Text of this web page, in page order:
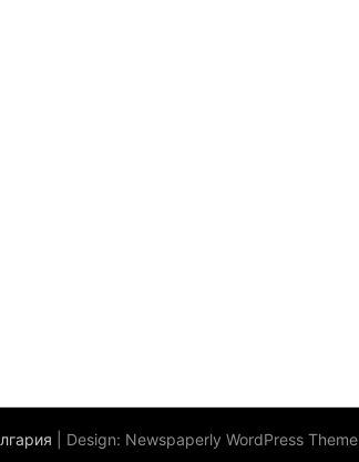
| Design: Newspaperly WordPress Theme